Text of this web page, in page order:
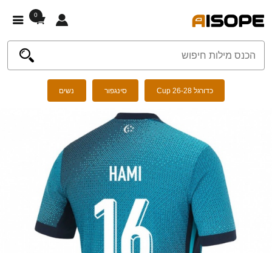
0
כדורגל Cup 26-28 סינגפור נשים